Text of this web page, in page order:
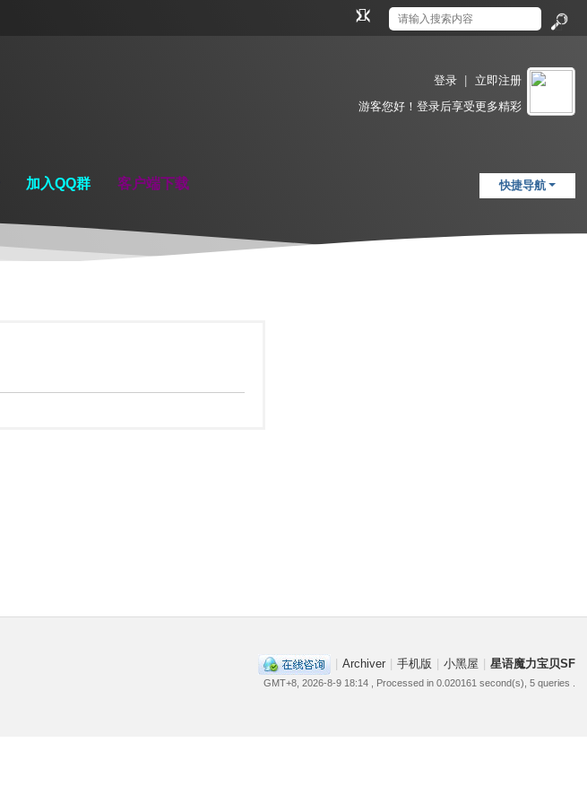
索
版
登录
立即注册
游客您好！登录后享受更多精彩
快捷导航
加入QQ群 客户端下载
Archiver 手机版 小黑屋 星语魔力宝贝SF
GMT+8, 2026-8-9 18:14, Processed in 0.020161 second(s), 5 queries .